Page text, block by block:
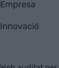
Empresa
Innovació